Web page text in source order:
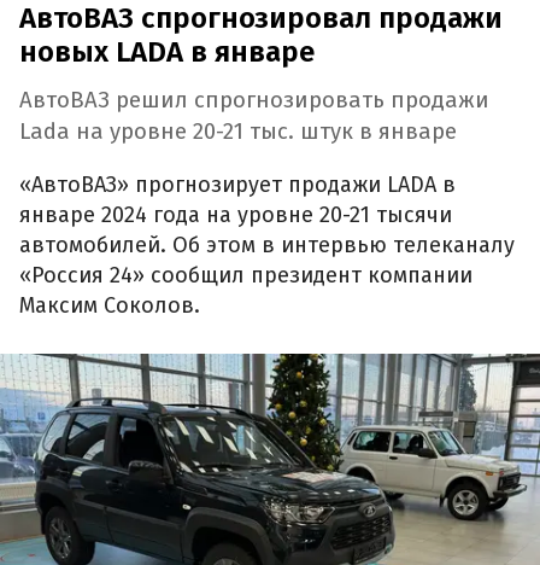
АвтоВАЗ спрогнозировал продажи
новых LADA в январе
АвтоВАЗ решил спрогнозировать продажи
Lada на уровне 20-21 тыс. штук в январе
«АвтоВАЗ» прогнозирует продажи LADA в
январе 2024 года на уровне 20-21 тысячи
автомобилей. Об этом в интервью телеканалу
«Россия 24» сообщил президент компании
Максим Соколов.